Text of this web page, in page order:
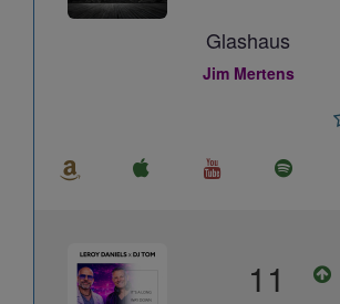
Glashaus
Jim Mertens
11